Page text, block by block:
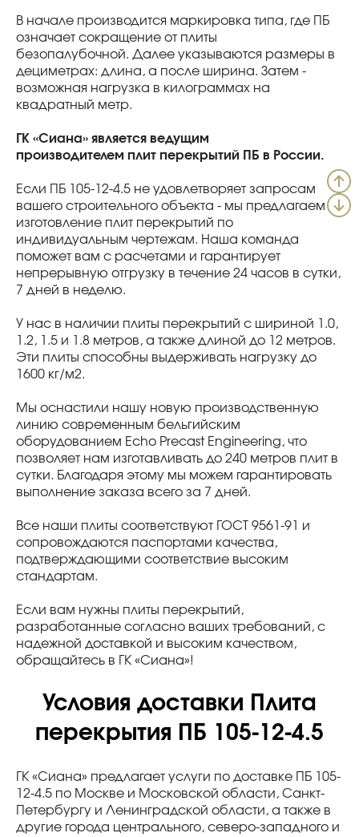
В начале производится маркировка типа, где ПБ
означает сокращение от плиты
безопалубочной. Далее указываются размеры в
дециметрах: длина, а после ширина. Затем -
возможная нагрузка в килограммах на
квадратный метр.
ГК «Сиана» является ведущим
производителем плит перекрытий ПБ в России.
Если ПБ 105-12-4.5 не удовлетворяет запросам
вашего строительного объекта - мы предлагаем
изготовление плит перекрытий по
индивидуальным чертежам. Наша команда
поможет вам с расчетами и гарантирует
непрерывную отгрузку в течение 24 часов в сутки,
7 дней в неделю.
У нас в наличии плиты перекрытий с шириной 1.0,
1.2, 1.5 и 1.8 метров, а также длиной до 12 метров.
Эти плиты способны выдерживать нагрузку до
1600 кг/м2.
Мы оснастили нашу новую производственную
линию современным бельгийским
оборудованием Echo Precast Engineering, что
позволяет нам изготавливать до 240 метров плит в
сутки. Благодаря этому мы можем гарантировать
выполнение заказа всего за 7 дней.
Все наши плиты соответствуют ГОСТ 9561-91 и
сопровождаются паспортами качества,
подтверждающими соответствие высоким
стандартам.
Если вам нужны плиты перекрытий,
разработанные согласно ваших требований, с
надежной доставкой и высоким качеством,
обращайтесь в ГК «Сиана»!
Условия доставки Плита
перекрытия ПБ 105-12-4.5
ГК «Сиана» предлагает услуги по доставке ПБ 105-
12-4.5 по Москве и Московской области, Санкт-
Петербургу и Ленинградской области, а также в
другие города центрального, северо-западного и